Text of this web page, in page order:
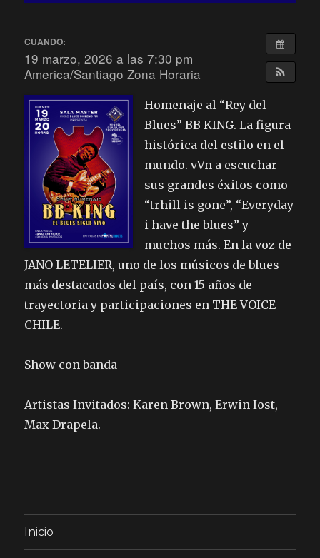
CUANDO:
19 marzo, 2026 a las 7:30 pm
America/Santiago Zona Horaria
Homenaje al “Rey del
Blues” BB KING. La figura
histórica del estilo en el
mundo. vVn a escuchar
sus grandes éxitos como
“trhill is gone”, “Everyday
i have the blues” y
muchos más. En la voz de
JANO LETELIER, uno de los músicos de blues
más destacados del país, con 15 años de
trayectoria y participaciones en THE VOICE
CHILE.
Show con banda
Artistas Invitados: Karen Brown, Erwin Iost,
Max Drapela.
Inicio